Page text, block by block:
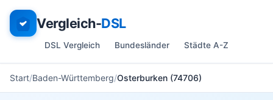
Vergleich-DSL
DSL Vergleich Bundesländer Städte A-Z
Start Baden-Württemberg Osterburken (74706)